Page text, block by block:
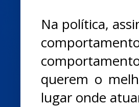
Na política,
querem o
lugar onde